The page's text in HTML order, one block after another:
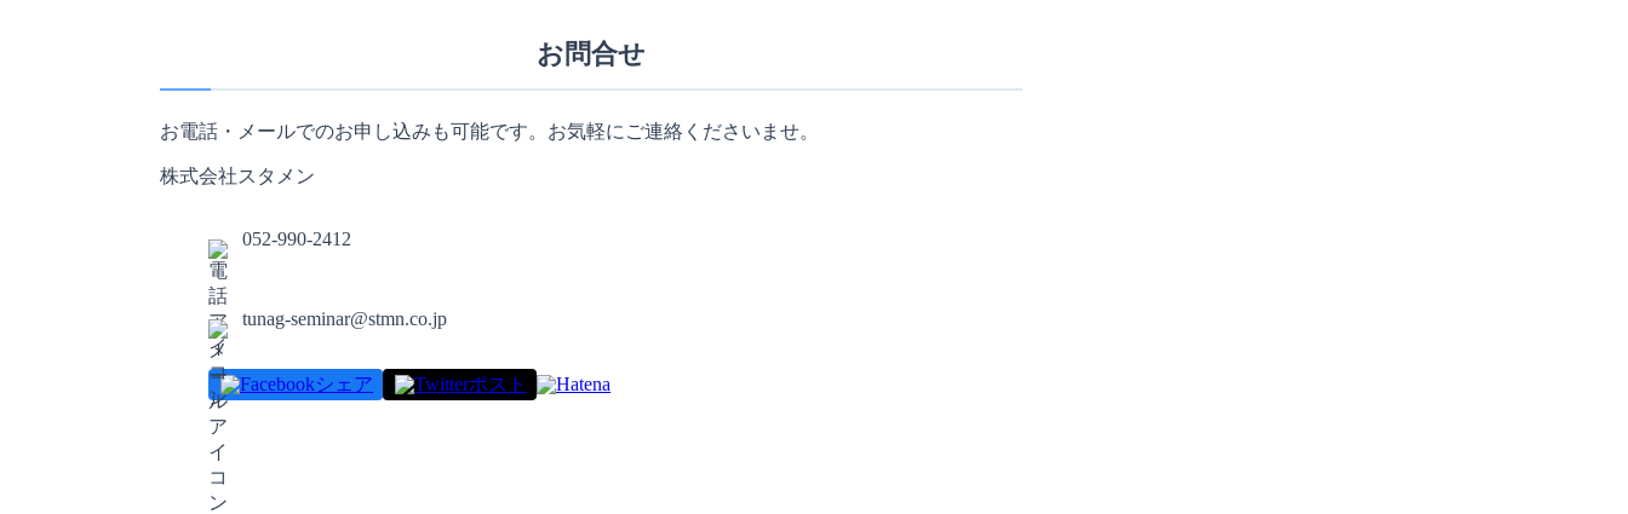
お問合せ
お電話・メールでのお申し込みも可能です。お気軽にご連絡くださいませ。
株式会社スタメン
052-990-2412
tunag-seminar@stmn.co.jp
シェア ポスト